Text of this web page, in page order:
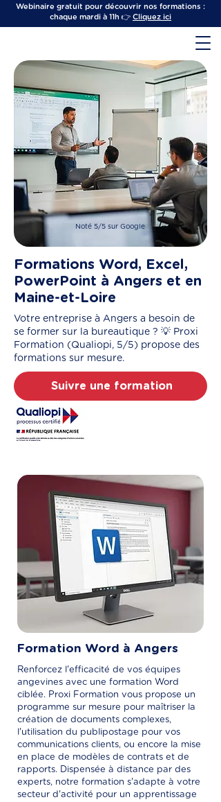
Webinaire gratuit pour découvrir nos formations :
chaque mardi à 11h 👉 Cliquez ici
Noté 5/5 sur Google
Formations Word, Excel,
PowerPoint à Angers et en
Maine-et-Loire
Votre entreprise à Angers a besoin de
se former sur la bureautique ? 💡 Proxi
Formation (Qualiopi, 5/5) propose des
formations sur mesure.
Suivre une formation
Formation Word à Angers
Renforcez l'efficacité de vos équipes
angevines avec une formation Word
ciblée. Proxi Formation vous propose un
programme sur mesure pour maîtriser la
création de documents complexes,
l'utilisation du publipostage pour vos
communications clients, ou encore la mise
en place de modèles de contrats et de
rapports. Dispensée à distance par des
experts, notre formation s'adapte à votre
secteur d'activité pour un apprentissage